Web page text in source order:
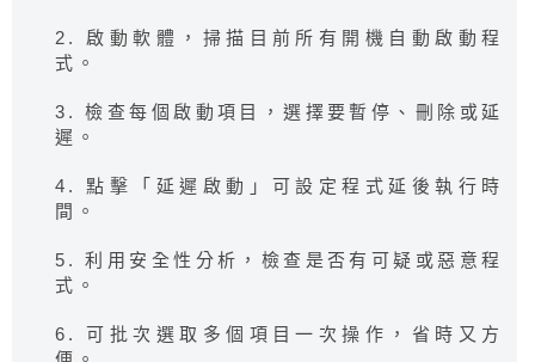
2. 啟動軟體，掃描目前所有開機自動啟動程
式。
3. 檢查每個啟動項目，選擇要暫停、刪除或延
遲。
4. 點擊「延遲啟動」可設定程式延後執行時
間。
5. 利用安全性分析，檢查是否有可疑或惡意程
式。
6. 可批次選取多個項目一次操作，省時又方